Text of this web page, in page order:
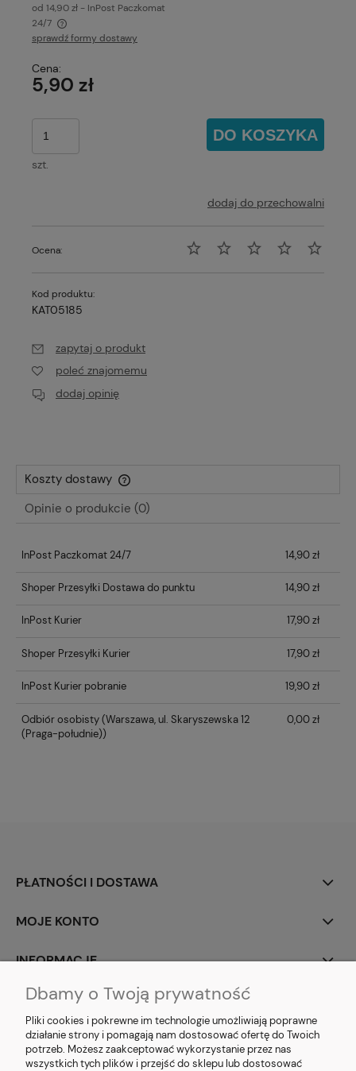
od 14,90 zł - InPost Paczkomat
24/7
Cena nie zawiera ewentualnych kosztów płatności
sprawdź formy dostawy
Cena:
5,90 zł
szt.
DO KOSZYKA
dodaj do przechowalni
Ocena:
Kod produktu:
KAT05185
zapytaj o produkt
poleć znajomemu
dodaj opinię
Koszty dostawy
Cena nie zawiera ewentualnych kosztów płatności
Opinie o produkcie (0)
InPost Paczkomat 24/7 14,90 zł
Shoper Przesyłki Dostawa do punktu 14,90 zł
InPost Kurier 17,90 zł
Shoper Przesyłki Kurier 17,90 zł
InPost Kurier pobranie 19,90 zł
Odbiór osobisty(Warszawa, ul. Skaryszewska 12
(Praga-południe))
0,00 zł
PŁATNOŚCI I DOSTAWA
MOJE KONTO
INFORMACJE
SOCIAL MEDIA
Dbamy o Twoją prywatność
Pliki cookies i pokrewne im technologie umożliwiają poprawne
działanie strony i pomagają nam dostosować ofertę do Twoich
potrzeb. Możesz zaakceptować wykorzystanie przez nas
wszystkich tych plików i przejść do sklepu lub dostosować